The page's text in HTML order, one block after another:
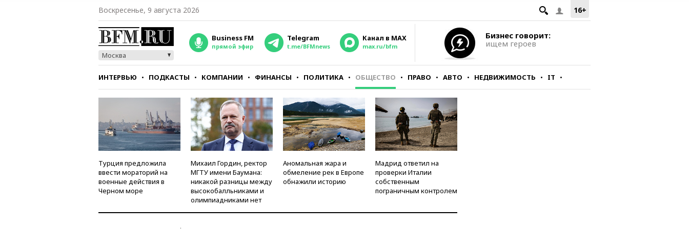
16+
Воскресенье, 9 августа 2026
Москва
Business FM
прямой эфир
Telegram
t.me/BFMnews
Канал в MAX
max.ru/bfm
Бизнес говорит:
ищем героев
ИНТЕРВЬЮ ПОДКАСТЫ КОМПАНИИ ФИНАНСЫ ПОЛИТИКА ОБЩЕСТВО ПРАВО АВТО НЕДВИЖИМОСТЬ IT
СТИЛЬ ТЕСТЫ
Турция предложила
ввести мораторий на
военные действия в
Черном море
Михаил Гордин, ректор
МГТУ имени Баумана:
никакой разницы между
высокобалльниками и
олимпиадниками нет
Аномальная жара и
обмеление рек в Европе
обнажили историю
Мадрид ответил на
проверки Италии
собственным
пограничным контролем